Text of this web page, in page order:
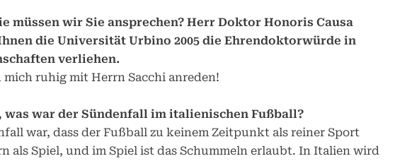
müssen wir Sie ansprechen? Herr Doktor Honoris Causa
die Universität Urbino 2005 die Ehrendoktorwürde in
verliehen.
mich ruhig mit Herrn Sacchi anreden!
was war der Sündenfall im italienischen Fußball?
war, dass der Fußball zu keinem Zeitpunkt als reiner Sport
als Spiel, und im Spiel ist das Schummeln erlaubt. In Italien wird